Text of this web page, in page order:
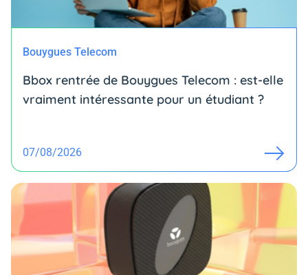
Bouygues Telecom
Bbox rentrée de Bouygues Telecom : est-elle
vraiment intéressante pour un étudiant ?
07/08/2026